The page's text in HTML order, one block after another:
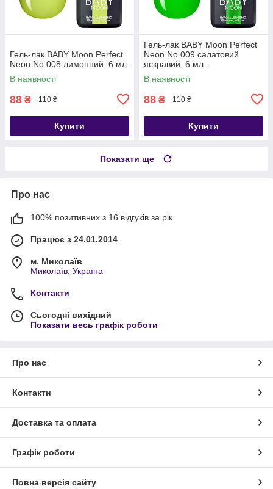
Гель-лак BABY Moon Perfect
Neon No 008 лимонний, 6 мл.
В наявності
88 ₴ 110 ₴
Купити
Гель-лак BABY Moon Perfect
Neon No 009 салатовий
яскравий, 6 мл.
В наявності
88 ₴ 110 ₴
Купити
Показати ще
Про нас
100% позитивних з 16 відгуків за рік
Працює з 24.01.2014
м. Миколаїв
Миколаїв, Україна
Контакти
Сьогодні вихідний
Показати весь графік роботи
Про нас
Контакти
Доставка та оплата
Графік роботи
Повна версія сайту